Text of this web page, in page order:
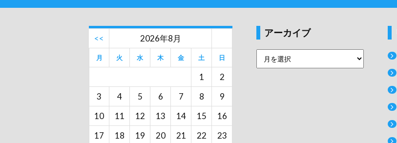
<< 2026年8月
月 火 水 木 金 土 日
1
2
3
4 5 6 7 8
9
10
11 12 13 14 15
16
17
18 19 20 21 22 23
アーカイブ